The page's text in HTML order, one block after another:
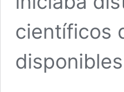
científicos